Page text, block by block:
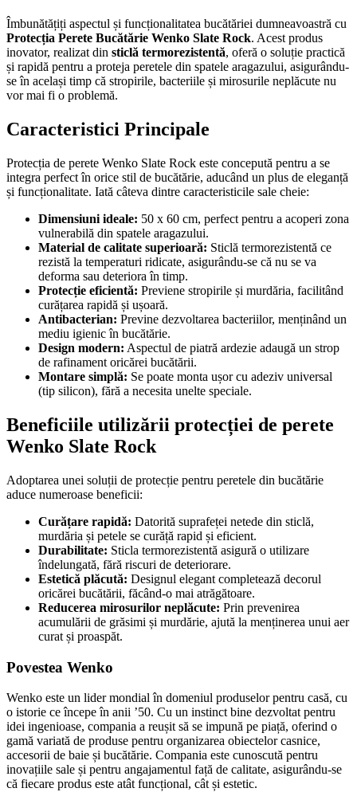
Îmbunătățiți aspectul și funcționalitatea bucătăriei dumneavoastră cu
Protecția Perete Bucătărie Wenko Slate Rock. Acest produs
inovator, realizat din sticlă termorezistentă, oferă o soluție practică
și rapidă pentru a proteja peretele din spatele aragazului, asigurându-
se în același timp că stropirile, bacteriile și mirosurile neplăcute nu
vor mai fi o problemă.
Caracteristici Principale
Protecția de perete Wenko Slate Rock este concepută pentru a se
integra perfect în orice stil de bucătărie, aducând un plus de eleganță
și funcționalitate. Iată câteva dintre caracteristicile sale cheie:
Dimensiuni ideale: 50 x 60 cm, perfect pentru a acoperi zona
vulnerabilă din spatele aragazului.
Material de calitate superioară: Sticlă termorezistentă ce
rezistă la temperaturi ridicate, asigurându-se că nu se va
deforma sau deteriora în timp.
Protecție eficientă: Previene stropirile și murdăria, facilitând
curățarea rapidă și ușoară.
Antibacterian: Previne dezvoltarea bacteriilor, menținând un
mediu igienic în bucătărie.
Design modern: Aspectul de piatră ardezie adaugă un strop
de rafinament oricărei bucătării.
Montare simplă: Se poate monta ușor cu adeziv universal
(tip silicon), fără a necesita unelte speciale.
Beneficiile utilizării protecției de perete
Wenko Slate Rock
Adoptarea unei soluții de protecție pentru peretele din bucătărie
aduce numeroase beneficii:
Curățare rapidă: Datorită suprafeței netede din sticlă,
murdăria și petele se curăță rapid și eficient.
Durabilitate: Sticla termorezistentă asigură o utilizare
îndelungată, fără riscuri de deteriorare.
Estetică plăcută: Designul elegant completează decorul
oricărei bucătării, făcând-o mai atrăgătoare.
Reducerea mirosurilor neplăcute: Prin prevenirea
acumulării de grăsimi și murdărie, ajută la menținerea unui aer
curat și proaspăt.
Povestea Wenko
Wenko este un lider mondial în domeniul produselor pentru casă, cu
o istorie ce începe în anii ’50. Cu un instinct bine dezvoltat pentru
idei ingenioase, compania a reușit să se impună pe piață, oferind o
gamă variată de produse pentru organizarea obiectelor casnice,
accesorii de baie și bucătărie. Compania este cunoscută pentru
inovațiile sale și pentru angajamentul față de calitate, asigurându-se
că fiecare produs este atât funcțional, cât și estetic.